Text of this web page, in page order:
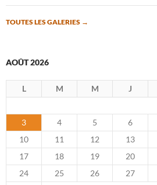
TOUTES LES GALERIES →
AOÛT 2026
L M M J
3
4 5 6
10
11 12 13
17
18 19 20
24
25 26 27